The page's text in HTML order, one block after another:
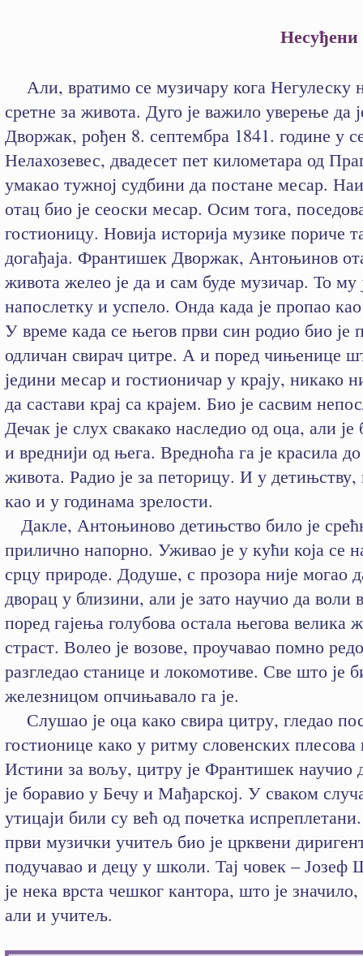
Али, вратимо се музичару кога Негулеску
сретне за живота. Дуго је важило уверење да
Дворжак, рођен 8. септембра 1841. године у
Нелахозевес, двадесет пет километара од
умакао тужној судбини да постане месар.
отац био је сеоски месар. Осим тога,
гостионицу. Новија историја музике пориче
догађаја. Франтишек Дворжак, Антоњинов
живота желео је да и сам буде музичар. То му
напослетку и успело. Онда када је пропао
У време када се његов први син родио био је
одличан свирач цитре. А и поред чињенице
једини месар и гостионичар у крају, никако
да састави крај са крајем. Био је сасвим
Дечак је слух свакако наследио од оца, али
и вреднији од њега. Вредноћа га је красила до
живота. Радио је за петорицу. И у
као и у годинама зрелости.
Дакле, Антоњиново детињство било је
прилично напорно. Уживао је у кући која се
срцу природе. Додуше, с прозора није могао
дворац у близини, али је зато научио да воли
поред гајења голубова остала његова велика
страст. Волео је возове, проучавао помно
разгледао станице и локомотиве. Све што је
железницом опчињавало га је.
Слушао је оца како свира цитру, гледао
гостионице како у ритму словенских плесова
Истини за вољу, цитру је Франтишек научио
је боравио у Бечу и Мађарској. У сваком
утицаји били су већ од почетка
први музички учитељ био је црквени
подучавао и децу у школи. Тај човек –
је нека врста чешког кантора, што је
али и учитељ.